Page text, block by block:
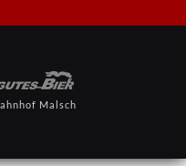
Malsch